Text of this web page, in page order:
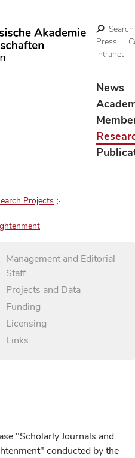
Search
Press
Intranet
News
Projects
Management and Editorial
Staff
Projects and Data
Funding
Licensing
Links
"Scholarly Journals and
conducted by the